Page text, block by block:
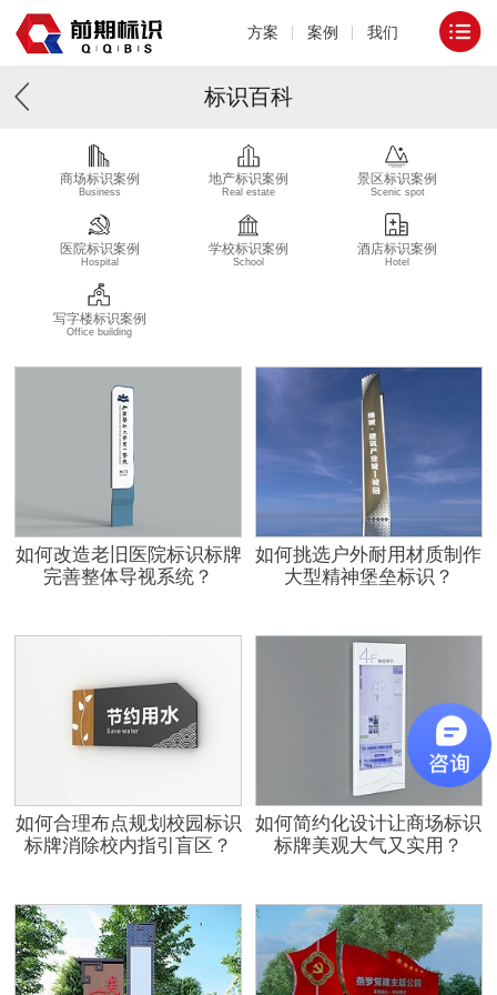
方案 案例 我们
标识百科
商场标识案例
Business
地产标识案例
Real estate
景区标识案例
Scenic spot
医院标识案例
Hospital
学校标识案例
School
酒店标识案例
Hotel
写字楼标识案例
Office building
如何改造老旧医院标识标牌
完善整体导视系统？
如何挑选户外耐用材质制作
大型精神堡垒标识？
如何合理布点规划校园标识
标牌消除校内指引盲区？
如何简约化设计让商场标识
标牌美观大气又实用？